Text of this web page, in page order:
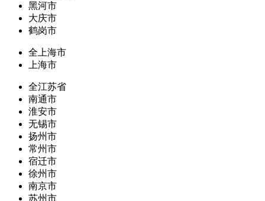
黑河市
大庆市
鹤岗市
全上海市
上海市
全江苏省
南通市
淮安市
无锡市
扬州市
常州市
宿迁市
徐州市
南京市
苏州市